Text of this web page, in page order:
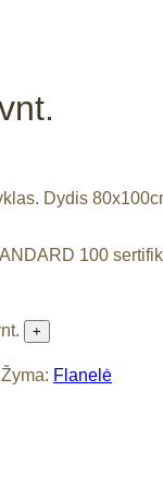
Dydis
100
Žyma: Flanelė